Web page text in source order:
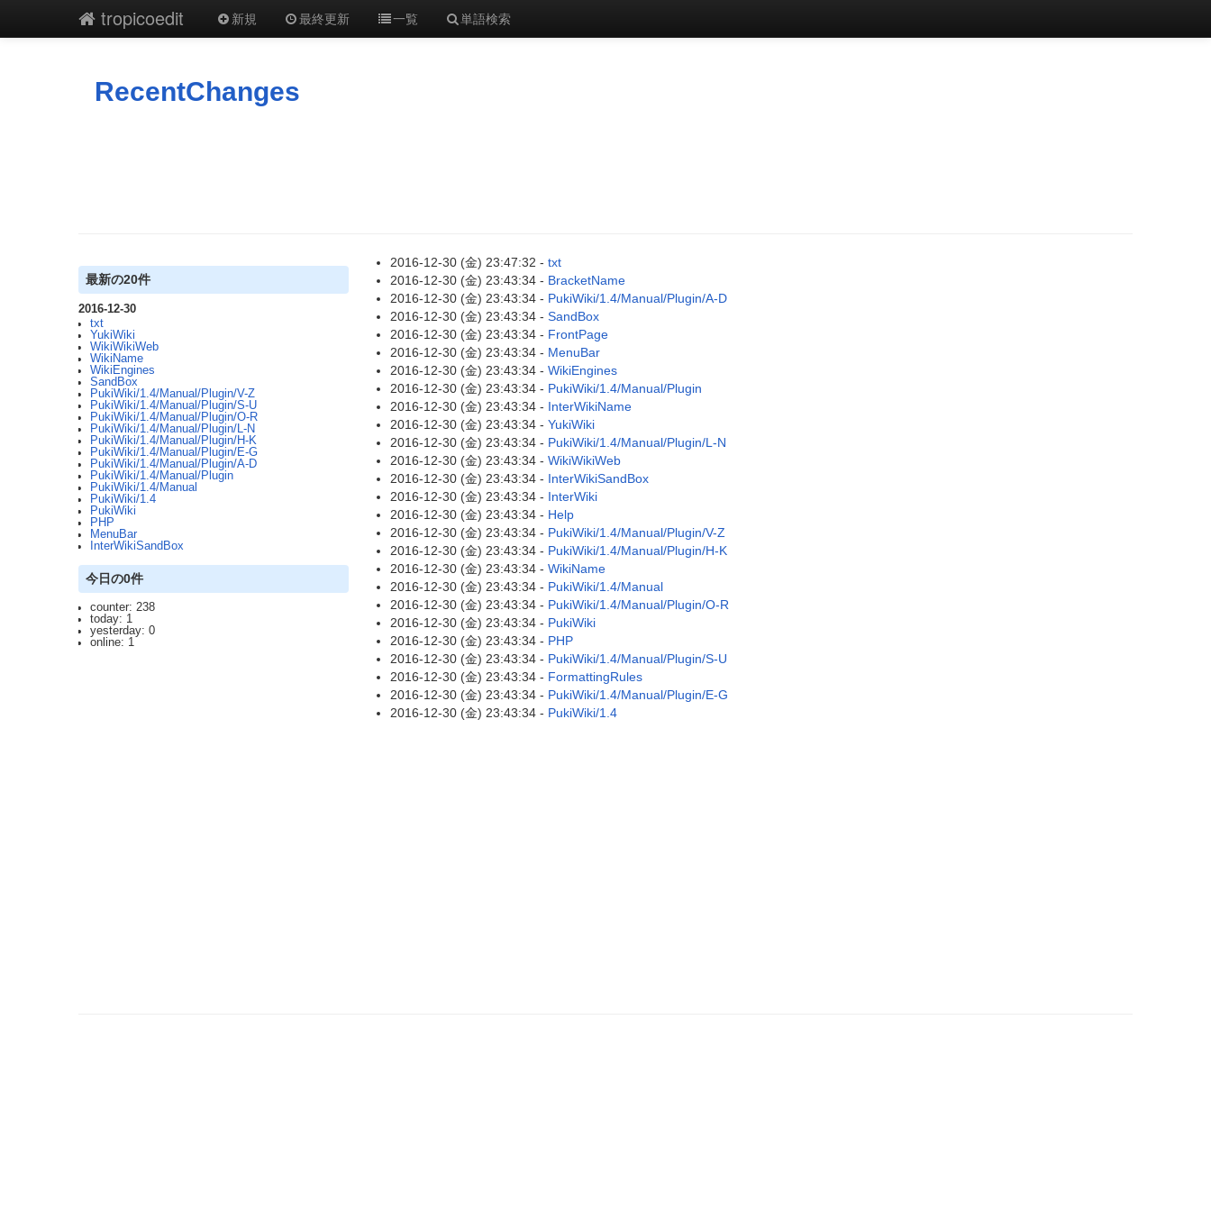
tropicoedit 新規 最終更新 一覧 単語検索
RecentChanges
最新の20件
2016-12-30
txt
YukiWiki
WikiWikiWeb
WikiName
WikiEngines
SandBox
PukiWiki/1.4/Manual/Plugin/V-Z
PukiWiki/1.4/Manual/Plugin/S-U
PukiWiki/1.4/Manual/Plugin/O-R
PukiWiki/1.4/Manual/Plugin/L-N
PukiWiki/1.4/Manual/Plugin/H-K
PukiWiki/1.4/Manual/Plugin/E-G
PukiWiki/1.4/Manual/Plugin/A-D
PukiWiki/1.4/Manual/Plugin
PukiWiki/1.4/Manual
PukiWiki/1.4
PukiWiki
PHP
MenuBar
InterWikiSandBox
今日の0件
counter: 238
today: 1
yesterday: 0
online: 1
2016-12-30 (金) 23:47:32 - txt
2016-12-30 (金) 23:43:34 - BracketName
2016-12-30 (金) 23:43:34 - PukiWiki/1.4/Manual/Plugin/A-D
2016-12-30 (金) 23:43:34 - SandBox
2016-12-30 (金) 23:43:34 - FrontPage
2016-12-30 (金) 23:43:34 - MenuBar
2016-12-30 (金) 23:43:34 - WikiEngines
2016-12-30 (金) 23:43:34 - PukiWiki/1.4/Manual/Plugin
2016-12-30 (金) 23:43:34 - InterWikiName
2016-12-30 (金) 23:43:34 - YukiWiki
2016-12-30 (金) 23:43:34 - PukiWiki/1.4/Manual/Plugin/L-N
2016-12-30 (金) 23:43:34 - WikiWikiWeb
2016-12-30 (金) 23:43:34 - InterWikiSandBox
2016-12-30 (金) 23:43:34 - InterWiki
2016-12-30 (金) 23:43:34 - Help
2016-12-30 (金) 23:43:34 - PukiWiki/1.4/Manual/Plugin/V-Z
2016-12-30 (金) 23:43:34 - PukiWiki/1.4/Manual/Plugin/H-K
2016-12-30 (金) 23:43:34 - WikiName
2016-12-30 (金) 23:43:34 - PukiWiki/1.4/Manual
2016-12-30 (金) 23:43:34 - PukiWiki/1.4/Manual/Plugin/O-R
2016-12-30 (金) 23:43:34 - PukiWiki
2016-12-30 (金) 23:43:34 - PHP
2016-12-30 (金) 23:43:34 - PukiWiki/1.4/Manual/Plugin/S-U
2016-12-30 (金) 23:43:34 - FormattingRules
2016-12-30 (金) 23:43:34 - PukiWiki/1.4/Manual/Plugin/E-G
2016-12-30 (金) 23:43:34 - PukiWiki/1.4